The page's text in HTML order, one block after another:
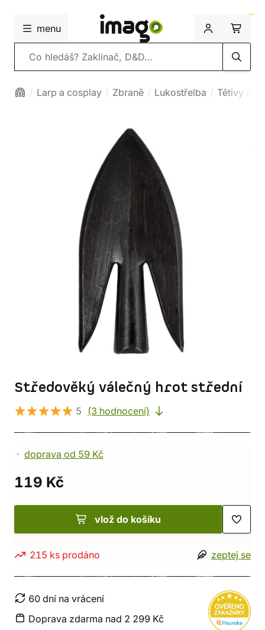
menu
Vyhledávání
Larp a cosplay Zbraně Lukostřelba Tětivy a
Středověký válečný hrot střední
5 (3 hodnocení)
doprava od 59 Kč
119 Kč
vlož do košíku
215 ks prodáno zeptej se
60 dní na vrácení
Doprava zdarma nad 2 299 Kč